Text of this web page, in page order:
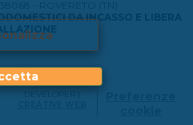
DA INCASSO E LIBERA
DEVELOPER |